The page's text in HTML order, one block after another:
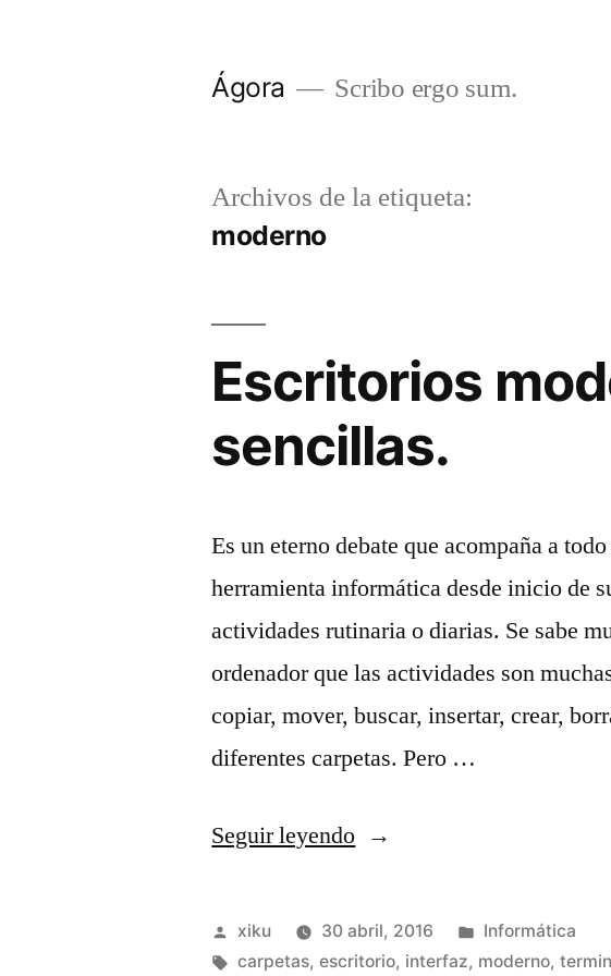
Ágora Scribo ergo sum.
Archivos de la etiqueta:
moderno
Escritorios
sencillas.
Es un eterno debate que acompaña a
herramienta informática desde inicio de
actividades rutinaria o diarias. Se sabe
ordenador que las actividades son
copiar, mover, buscar, insertar, crear,
diferentes carpetas. Pero …
Seguir leyendo«Escritorios
y
las
Publicado
por
xiku 30 abril, 2016
Publicado
en
Informática
Etiquetas:
carpetas,escritorio, interfaz, moderno,